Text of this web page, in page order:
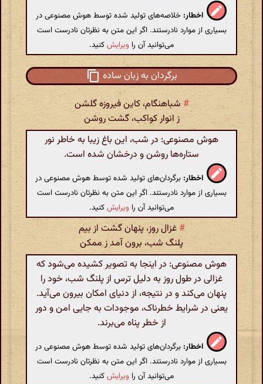
اخطار: خلاصه‌های تولید شده توسط هوش مصنوعی در
بسیاری از موارد نادرستند. اگر این متن به نظرتان نادرست است
می‌توانید آن را ویرایشکنید.
برگردان به زبان ساده
# شباهنگام، کاین فیروزه گلشن
ز انوار کواکب، گشت روشن
هوش مصنوعی: در شب، این باغ زیبا به خاطر نور
ستاره‌ها روشن و درخشان شده است.
اخطار: برگردان‌های تولید شده توسط هوش مصنوعی در
بسیاری از موارد نادرستند. اگر این متن به نظرتان نادرست است
می‌توانید آن را ویرایشکنید.
# غزال روز، پنهان گشت از بیم
پلنگ شب، برون آمد ز ممکن
هوش مصنوعی: در اینجا به تصویر کشیده می‌شود که
غزالی در طول روز به دلیل ترس از پلنگ شب، خود را
پنهان می‌کند و در نتیجه، از دنیای امکان بیرون می‌آید.
یعنی در شرایط خطرناک، موجودات به جایی امن و دور
از خطر پناه می‌برند.
اخطار: برگردان‌های تولید شده توسط هوش مصنوعی در
بسیاری از موارد نادرستند. اگر این متن به نظرتان نادرست است
می‌توانید آن را ویرایشکنید.